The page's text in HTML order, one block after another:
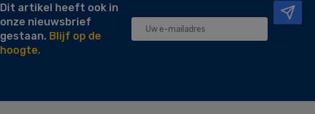
Dit artikel heeft ook in
onze nieuwsbrief
gestaan. Blijf op de
hoogte.